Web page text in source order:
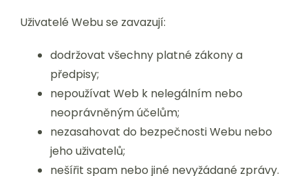
Uživatelé Webu se zavazují:
dodržovat všechny platné zákony a
předpisy;
nepoužívat Web k nelegálním nebo
neoprávněným účelům;
nezasahovat do bezpečnosti Webu nebo
jeho uživatelů;
nešířit spam nebo jiné nevyžádané zprávy.